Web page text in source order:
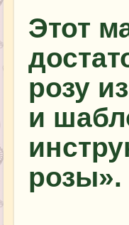
Этот
розу
и
розы».